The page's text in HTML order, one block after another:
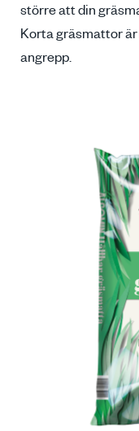
större att din
Korta gräsmattor
angrepp.